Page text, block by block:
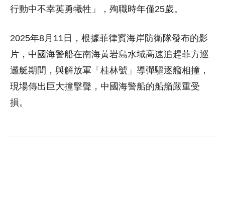
行動中不幸英勇犧牲」，殉職時年僅25歲。
2025年8月11日，根據菲律賓海岸防衛隊發布的影
片，中國海警船在南海黃岩島水域高速追趕菲方巡
邏艇期間，與解放軍「桂林號」導彈驅逐艦相撞，
現場傳出巨大撞擊聲，中國海警船的船艏嚴重受
損。